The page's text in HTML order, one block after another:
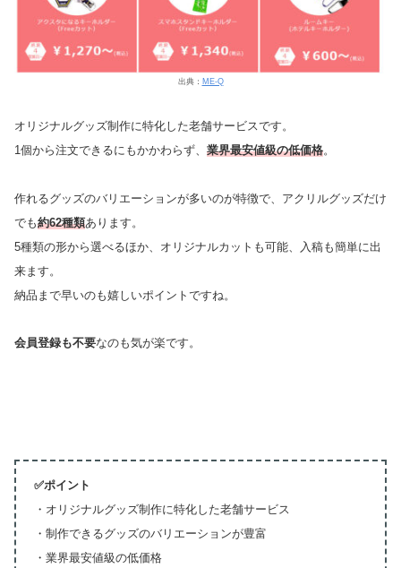
出典： ME-Q
オリジナルグッズ制作に特化した老舗サービスです。
1個から注文できるにもかかわらず、 業界最安値級の低価格。
作れるグッズのバリエーションが多いのが特徴で、アクリルグッズだけ
でも約62種類あります。
5種類の形から選べるほか、オリジナルカットも可能、入稿も簡単に出
来ます。
納品まで早いのも嬉しいポイントですね。
会員登録も不要なのも気が楽です。
✅ポイント
・オリジナルグッズ制作に特化した老舗サービス
・制作できるグッズのバリエーションが豊富
・業界最安値級の低価格